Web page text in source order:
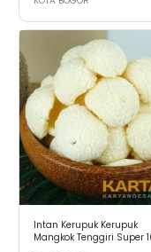
Intan Kerupuk Kerupuk
Mangkok Tenggiri Super